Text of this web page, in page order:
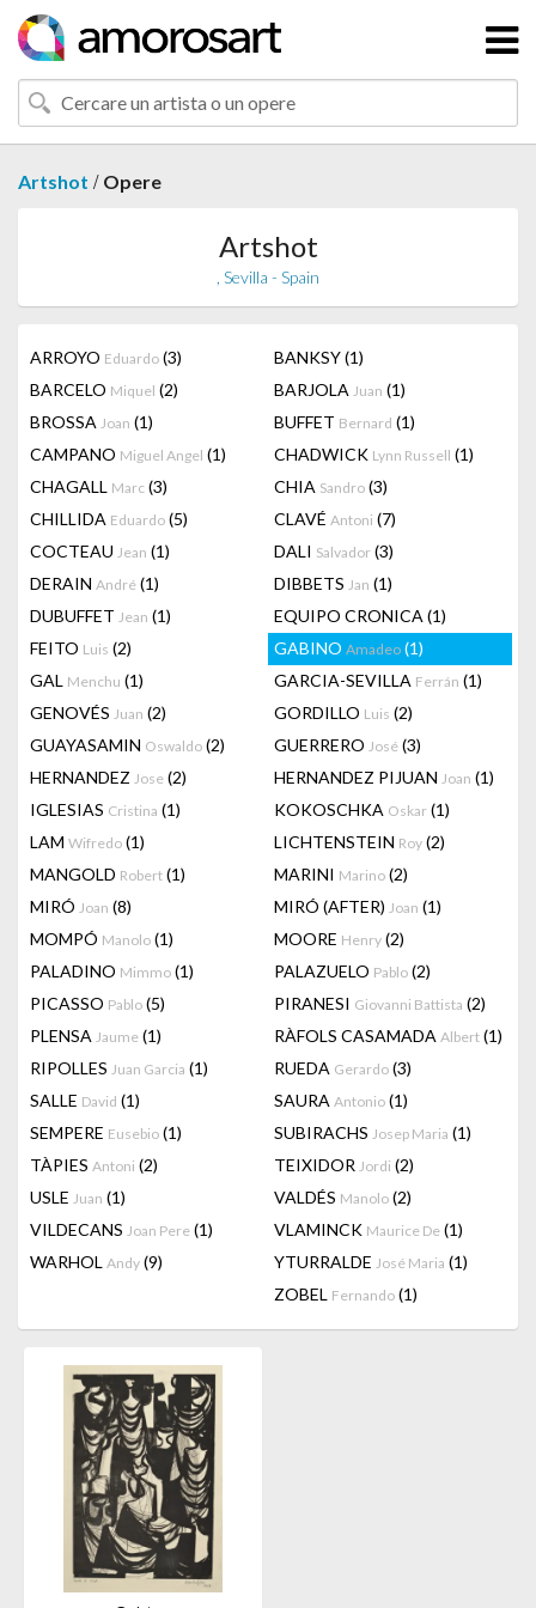
Artshot / Opere
Artshot
, Sevilla - Spain
ARROYO Eduardo (3) BANKSY(1)
BARCELO Miquel (2) BARJOLA Juan (1)
BROSSA Joan (1) BUFFET Bernard (1)
CAMPANO Miguel Angel (1) CHADWICK Lynn Russell (1)
CHAGALL Marc (3) CHIA Sandro (3)
CHILLIDA Eduardo (5) CLAVÉ Antoni (7)
COCTEAU Jean (1) DALI Salvador (3)
DERAIN André (1) DIBBETS Jan (1)
DUBUFFET Jean (1) EQUIPO CRONICA (1)
FEITO Luis (2) GABINO Amadeo (1)
GAL Menchu (1) GARCIA-SEVILLA Ferrán (1)
GENOVÉS Juan (2) GORDILLO Luis (2)
GUAYASAMIN Oswaldo (2) GUERRERO José (3)
HERNANDEZ Jose (2) HERNANDEZ PIJUAN Joan (1)
IGLESIAS Cristina (1) KOKOSCHKA Oskar (1)
LAM Wifredo (1) LICHTENSTEIN Roy (2)
MANGOLD Robert (1) MARINI Marino (2)
MIRÓ Joan (8) MIRÓ (AFTER) Joan (1)
MOMPÓ Manolo (1) MOORE Henry (2)
PALADINO Mimmo (1) PALAZUELO Pablo (2)
PICASSO Pablo (5) PIRANESI Giovanni Battista (2)
PLENSA Jaume (1) RÀFOLS CASAMADA Albert (1)
RIPOLLES Juan Garcia (1) RUEDA Gerardo (3)
SALLE David (1) SAURA Antonio (1)
SEMPERE Eusebio (1) SUBIRACHS Josep Maria (1)
TÀPIES Antoni (2) TEIXIDOR Jordi (2)
USLE Juan (1) VALDÉS Manolo (2)
VILDECANS Joan Pere (1) VLAMINCK Maurice De (1)
WARHOL Andy (9) YTURRALDE José Maria (1)
ZOBEL Fernando (1)